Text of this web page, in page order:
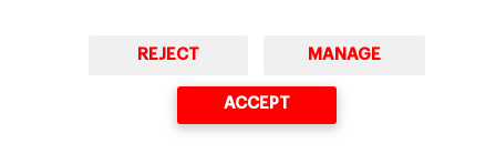
REJECT MANAGE
ACCEPT
© Copyright, 2026. IESE Business School | University of Navarra
Cookies Ciberseguridad